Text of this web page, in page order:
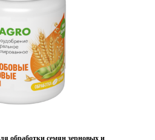
обработки семян зерновых и